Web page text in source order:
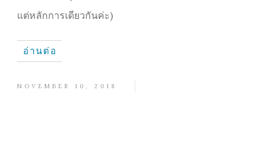
แต่หลักการเดียวกันค่ะ)
อ่านต่อ
NOVEMBER 10, 2018